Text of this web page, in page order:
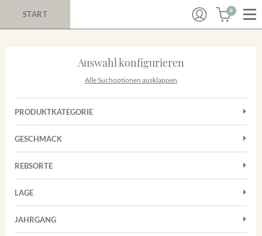
START 0
Auswahl konfigurieren
Alle Suchoptionen ausklappen
PRODUKTKATEGORIE
Cuvées
Rosé
Weißwein
GESCHMACK
Trocken
REBSORTE
Chardonnay
Grauburgunder
LAGE
Achkarrer Schlossberg
JAHRGANG